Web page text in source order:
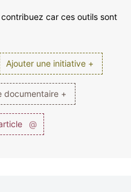
car ces outils sont
Ajouter une initiative +
documentaire +
@